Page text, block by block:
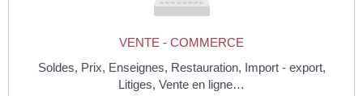
VENTE - COMMERCE
Soldes, Prix, Enseignes, Restauration, Import - export,
Litiges, Vente en ligne…